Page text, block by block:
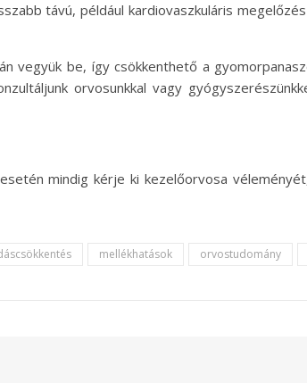
távú, például kardiovaszkuláris
be, így csökkenthető a
orvosunkkal vagy
mindig kérje ki kezelőorvosa
mellékhatások orvostudomány